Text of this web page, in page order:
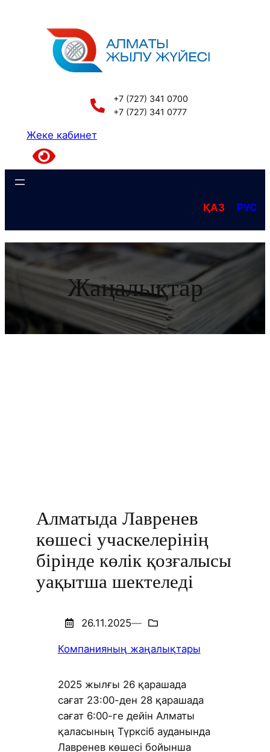
содержимому
+7 (727) 341 0700
+7 (727) 341 0777
Жеке кабинет
ҚАЗ РУС
Жаңалықтар
Алматыда Лавренев
көшесі учаскелерінің
бірінде көлік қозғалысы
уақытша шектеледі
26.11.2025—
Компанияның жаңалықтары
2025 жылғы 26 қарашада
сағат 23:00-ден 28 қарашада
сағат 6:00-ге дейін Алматы
қаласының Түрксіб ауданында
Лавренев көшесі бойынша